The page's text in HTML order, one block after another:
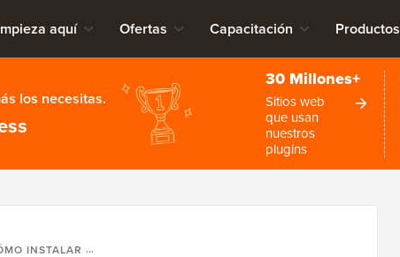
aquí Ofertas Capacitación Productos
los necesitas.
30 Millones+
Sitios web
que usan
nuestros
plugins
Y CONFIGURAR UNA RED DE WORDPRESS MULTISITE